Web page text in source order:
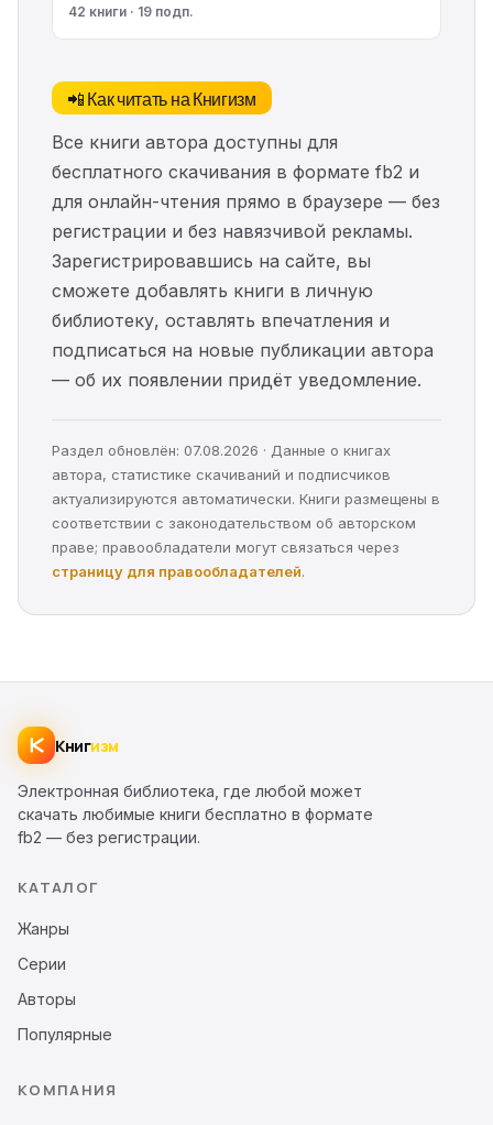
42 книги · 19 подп.
📲 Как читать на Книгизм
Все книги автора доступны для
бесплатного скачивания в формате fb2 и
для онлайн-чтения прямо в браузере — без
регистрации и без навязчивой рекламы.
Зарегистрировавшись на сайте, вы
сможете добавлять книги в личную
библиотеку, оставлять впечатления и
подписаться на новые публикации автора
— об их появлении придёт уведомление.
Раздел обновлён: 07.08.2026 · Данные о книгах
автора, статистике скачиваний и подписчиков
актуализируются автоматически. Книги размещены в
соответствии с законодательством об авторском
праве; правообладатели могут связаться через
страницу для правообладателей.
Книгизм
Электронная библиотека, где любой может
скачать любимые книги бесплатно в формате
fb2 — без регистрации.
КАТАЛОГ
Жанры
Серии
Авторы
Популярные
КОМПАНИЯ